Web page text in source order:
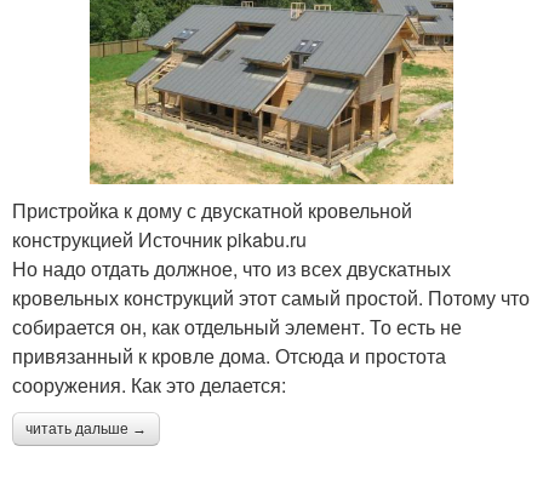
Пристройка к дому с двускатной кровельной
конструкцией Источник pikabu.ru
Но надо отдать должное, что из всех двускатных
кровельных конструкций этот самый простой. Потому что
собирается он, как отдельный элемент. То есть не
привязанный к кровле дома. Отсюда и простота
сооружения. Как это делается:
читать дальше →